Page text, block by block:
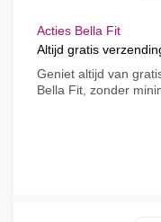
Acties Bella Fit
Altijd gratis
Geniet altijd van
Bella Fit, zonder